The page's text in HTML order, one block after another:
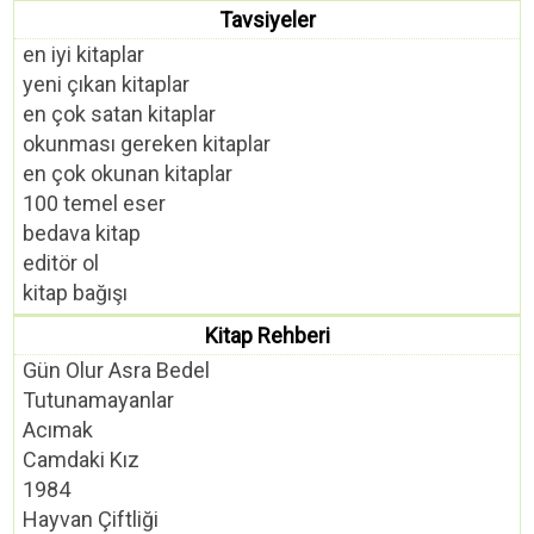
Tavsiyeler
en iyi kitaplar
yeni çıkan kitaplar
en çok satan kitaplar
okunması gereken kitaplar
en çok okunan kitaplar
100 temel eser
bedava kitap
editör ol
kitap bağışı
Kitap Rehberi
Gün Olur Asra Bedel
Tutunamayanlar
Acımak
Camdaki Kız
1984
Hayvan Çiftliği